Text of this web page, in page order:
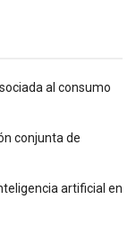
al consumo
conjunta de
artificial en